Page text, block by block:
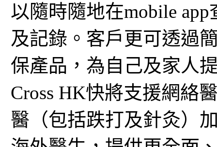
以隨時隨地在mobile
及記錄。客戶更可透過
保產品，為自己及家人
Cross HK快將支援網絡
醫（包括跌打及針灸）